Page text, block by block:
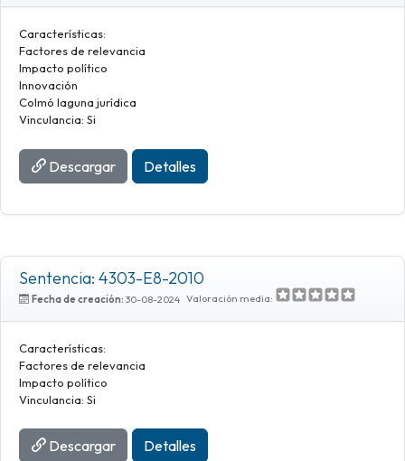
Características:
Factores de relevancia
Impacto político
Innovación
Colmó laguna jurídica
Vinculancia: Si
Descargar Detalles
Sentencia: 4303-E8-2010
Fecha de creación: 30-08-2024 Valoración media:
Características:
Factores de relevancia
Impacto político
Vinculancia: Si
Descargar Detalles